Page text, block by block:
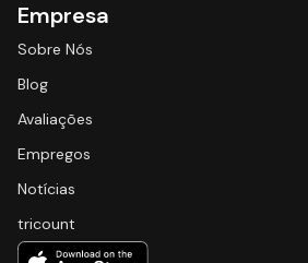
Empresa
Sobre Nós
Blog
Avaliações
Empregos
Notícias
tricount